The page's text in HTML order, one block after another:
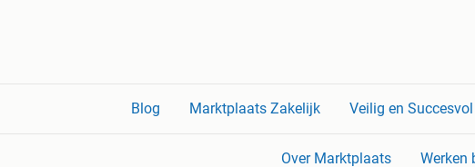
Blog Marktplaats Zakelijk Veilig en Succesvol
Over Marktplaats Werken